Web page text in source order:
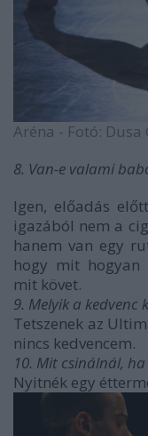
Aréna - Fotó: Dusa
8. Van-e valami
Igen, előadás
igazából nem a
hanem van egy
hogy mit hogyan
mit követ.
9. Melyik a kedvenc
Tetszenek az
nincs kedvencem.
10. Mit csinálnál,
Nyitnék egy